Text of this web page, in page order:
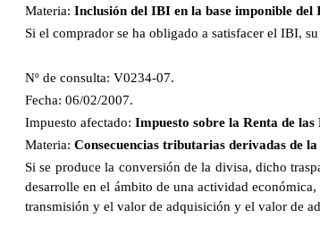
Materia: Inclusión del IBI en la base imponible del
Si el comprador se ha obligado a satisfacer el IBI,
Nº de consulta: V0234-07.
Fecha: 06/02/2007.
Impuesto afectado: Impuesto sobre la Renta de las
Materia: Consecuencias tributarias derivadas de
Si se produce la conversión de la divisa, dicho
desarrolle en el ámbito de una actividad
transmisión y el valor de adquisición y el valor de